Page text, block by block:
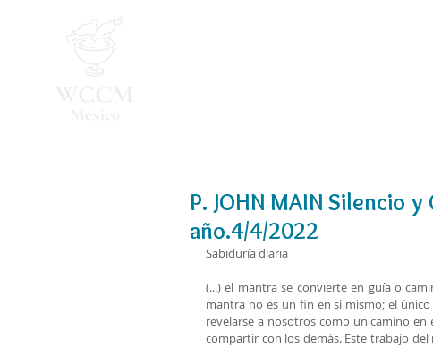
P. JOHN MAIN Silencio
año.4/4/2022
Sabiduría diaria
(...) el mantra se convierte en guía o
mantra no es un fin en sí mismo; el
revelarse a nosotros como un camino
compartir con los demás. Este trabajo